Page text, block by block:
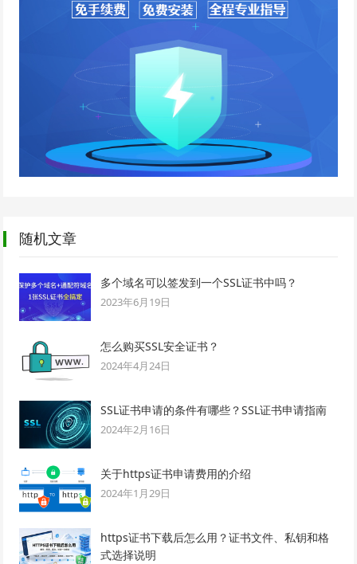
随机文章
多个域名可以签发到一个SSL证书中吗？
2023年6月19日
怎么购买SSL安全证书？
2024年4月24日
SSL证书申请的条件有哪些？SSL证书申请指南
2024年2月16日
关于https证书申请费用的介绍
2024年1月29日
https证书下载后怎么用？证书文件、私钥和格
式选择说明